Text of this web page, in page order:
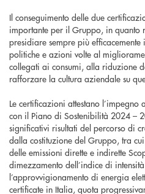
Il conseguimento delle due
importante per il Gruppo, in quanto
presidiare sempre più
politiche e azioni volte al
collegati ai consumi, alla riduzione
rafforzare la cultura aziendale su
Le certificazioni attestano
con il Piano di Sostenibilità 2024 –
significativi risultati del percorso di
dalla costituzione del Gruppo, tra
delle emissioni dirette e indirette
dimezzamento dell’indice di
l’approvvigionamento di energia
certificate in Italia, quota